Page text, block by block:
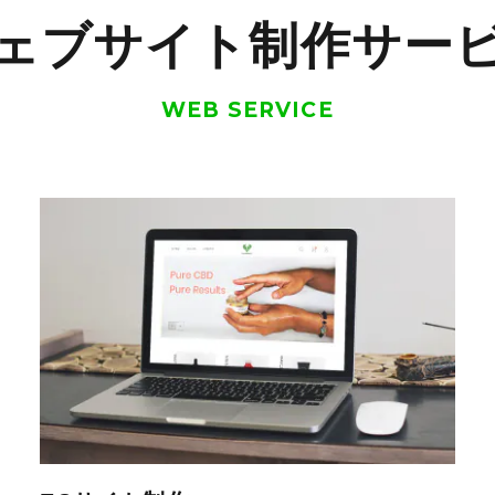
ブサイト制作サー
WEB SERVICE